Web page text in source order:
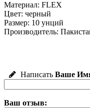
Материал: FLEX
Цвет: черный
Размер: 10 унций
Производитель:
Написать Ваше
Ваш отзыв: